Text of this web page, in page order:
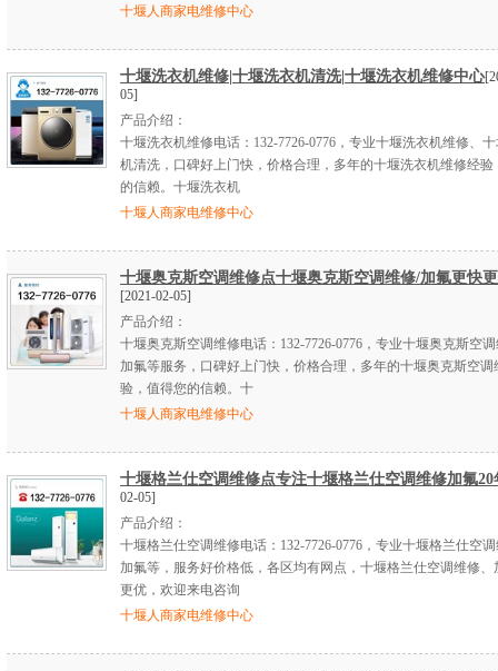
十堰人商家电维修中心
十堰洗衣机维修|十堰洗衣机清洗|十堰洗衣机维修中心
05]
产品介绍：
十堰洗衣机维修电话：132-7726-0776，专业十堰洗衣机维修、
机清洗，口碑好上门快，价格合理，多年的十堰洗衣机维修经验
的信赖。十堰洗衣机
十堰人商家电维修中心
十堰奥克斯空调维修点十堰奥克斯空调维修/加氟更快
[2021-02-05]
产品介绍：
十堰奥克斯空调维修电话：132-7726-0776，专业十堰奥克斯空
加氟等服务，口碑好上门快，价格合理，多年的十堰奥克斯空调
验，值得您的信赖。十
十堰人商家电维修中心
十堰格兰仕空调维修点专注十堰格兰仕空调维修加氟20
02-05]
产品介绍：
十堰格兰仕空调维修电话：132-7726-0776，专业十堰格兰仕空
加氟等，服务好价格低，各区均有网点，十堰格兰仕空调维修、
更优，欢迎来电咨询
十堰人商家电维修中心